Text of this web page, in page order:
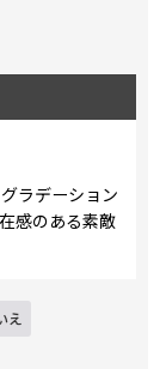
ラデーション
感のある素敵
え